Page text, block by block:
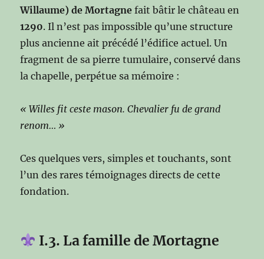
Willaume) de Mortagne fait bâtir le château en
1290. Il n’est pas impossible qu’une structure
plus ancienne ait précédé l’édifice actuel. Un
fragment de sa pierre tumulaire, conservé dans
la chapelle, perpétue sa mémoire :
« Willes fit ceste mason. Chevalier fu de grand
renom… »
Ces quelques vers, simples et touchants, sont
l’un des rares témoignages directs de cette
fondation.
I.3. La famille de Mortagne